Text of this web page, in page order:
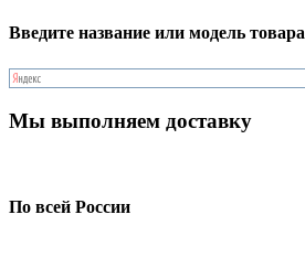
Введите название или модель товара
Мы выполняем доставку
По всей России